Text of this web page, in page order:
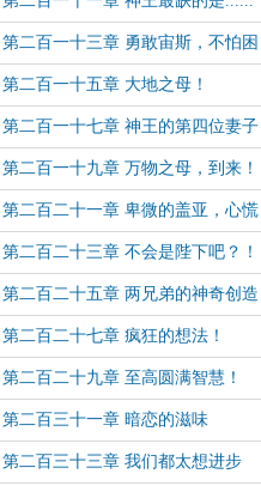
第二百一十三章 勇敢宙斯，不怕困
难！
第二百一十五章 大地之母！
第二百一十七章 神王的第四位妻子
第二百一十九章 万物之母，到来！
第二百二十一章 卑微的盖亚，心慌
的盖亚
第二百二十三章 不会是陛下吧？！
第二百二十五章 两兄弟的神奇创造
之旅
第二百二十七章 疯狂的想法！
第二百二十九章 至高圆满智慧！
第二百三十一章 暗恋的滋味
第二百三十三章 我们都太想进步